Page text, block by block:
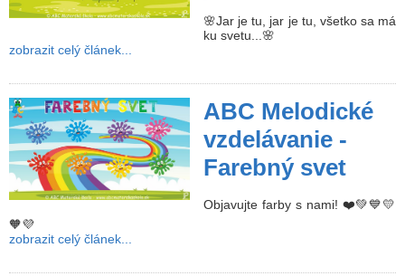
🌸Jar je tu, jar je tu, všetko sa má
ku svetu...🌸
zobrazit celý článek...
ABC Melodické
vzdelávanie -
Farebný svet
Objavujte farby s nami! ❤️💚💙💛
🧡💜
zobrazit celý článek...